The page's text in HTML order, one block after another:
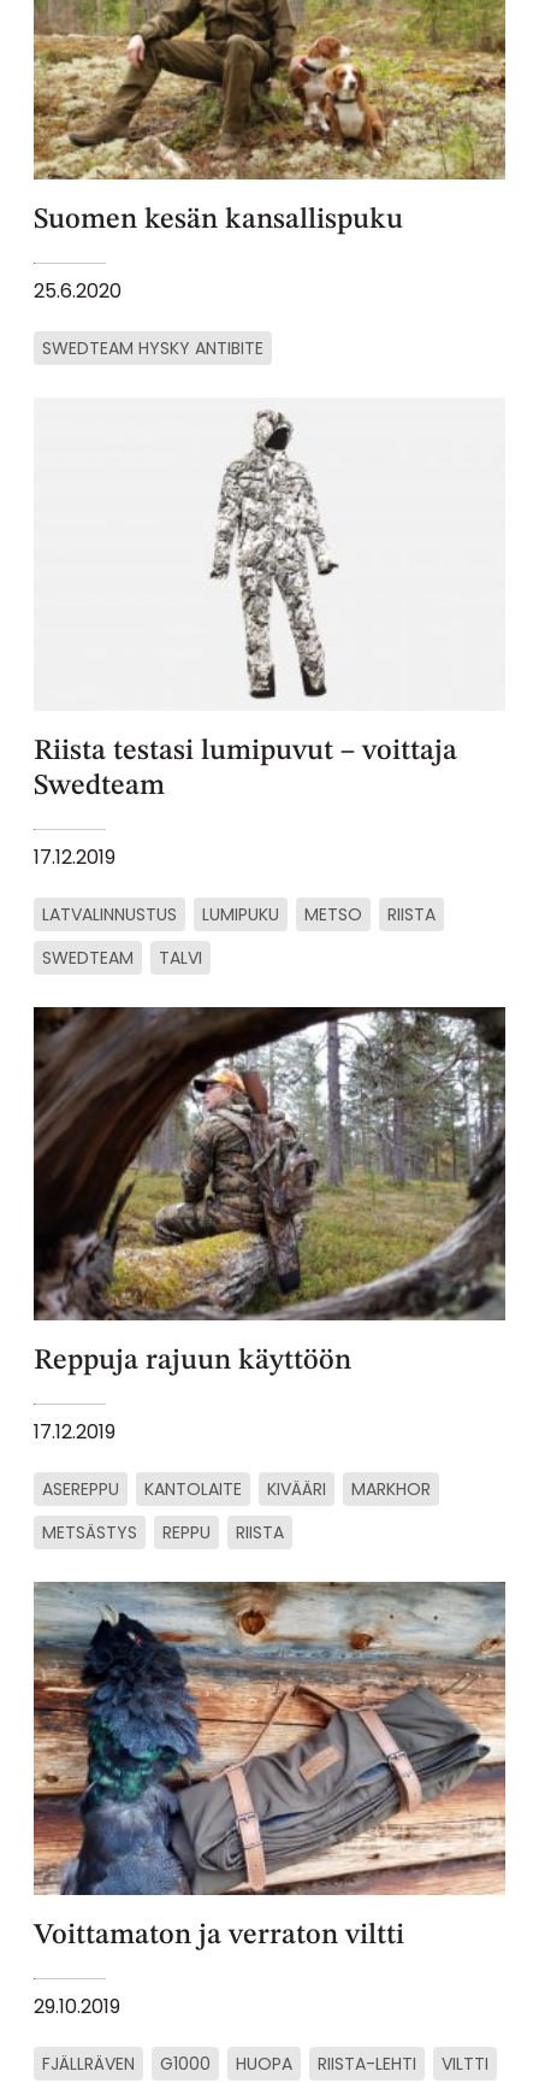
Suomen kesän kansallispuku
25.6.2020
SWEDTEAM HYSKY ANTIBITE
Riista testasi lumipuvut – voittaja
Swedteam
17.12.2019
LATVALINNUSTUS LUMIPUKU METSO
RIISTA
SWEDTEAM
TALVI
Reppuja rajuun käyttöön
17.12.2019
ASEREPPU KANTOLAITE KIVÄÄRI
MARKHOR
METSÄSTYS
REPPU RIISTA
Voittamaton ja verraton viltti
29.10.2019
FJÄLLRÄVEN G1000 HUOPA RIISTA-LEHTI VILTTI